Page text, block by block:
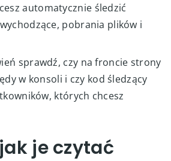
automatycznie śledzić
pobrania plików i
sprawdź, czy na froncie strony
w konsoli i czy kod śledzący
których chcesz
je czytać